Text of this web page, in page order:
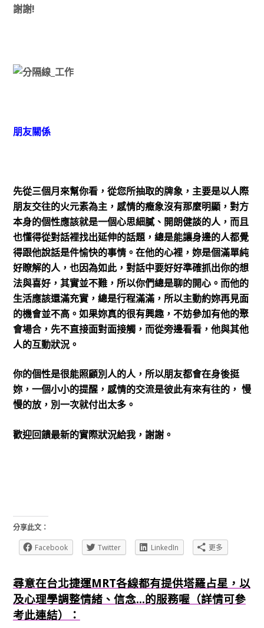
謝謝!
朋友關係
先從三個月來幫你看，從您所抽取的牌象，主要是以人際
朋友交往的火元素為主，感情的癥象沒有那麼明顯，對方
本身的個性應該就是一個心思細膩、開朗健談的人，而且
也懂得從對話裡找出延伸的話題，總是能讓身邊的人都覺
得跟他說話是件愉快的事情。在他的心裡，妳是個滿單純
好瞭解的人，也因為如此，對話中要好好準確抓出你的想
法與喜好，其實並不難，所以你們總是聊的開心。而他的
生活應該還滿充實，總是行程滿滿，所以主動約妳再見面
的機會並不高。如果妳真的很有興趣，不妨參加有他的聚
會場合，先不直接面對面接觸，而從旁邊看看，他與其他
人的互動狀況。
你的個性是很能照顧別人的人，所以朋友都會在身後挺
妳，一個小小的提醒，感情的交流是彼此有來有往的， 慢
慢的放，別一次就付出太多。
歡迎回饋最新的實際狀況給我，謝謝。
分享此文：
Facebook
Twitter LinkedIn 更多
尋意在台北捷運MRT各線都有提供塔羅占星，以
及心理學調整情緒、信念...的服務喔（詳情可參
考此連結）：